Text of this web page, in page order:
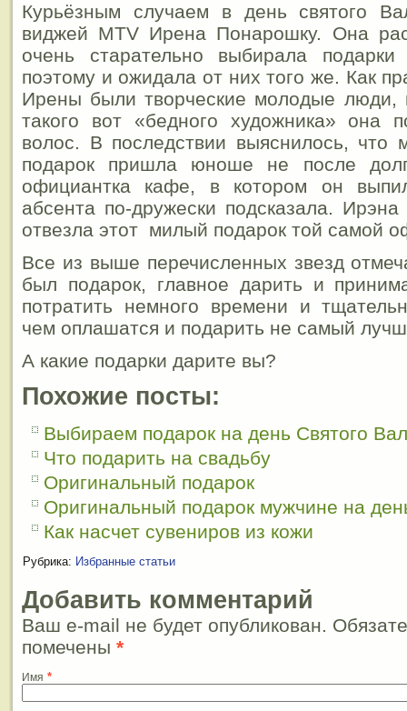
Курьёзным случаем в день святого
виджей MTV Ирена Понарошку. Она
очень старательно выбирала
поэтому и ожидала от них того же. Как
Ирены были творческие молодые люди,
такого вот «бедного художника» она
волос. В последствии выяснилось, что
подарок пришла юноше не после
официантка кафе, в котором он
абсента по-дружески подсказала.
отвезла этот милый подарок той самой
Все из выше перечисленных звезд
был подарок, главное дарить и
потратить немного времени и
чем оплашатся и подарить не самый
А какие подарки дарите вы?
Похожие посты:
Выбираем подарок на день Святого
Что подарить на свадьбу
Оригинальный подарок
Оригинальный подарок мужчине на
Как насчет сувениров из кожи
Рубрика: Избранные статьи
Добавить комментарий
Ваш e-mail не будет опубликован.
помечены *
Имя *